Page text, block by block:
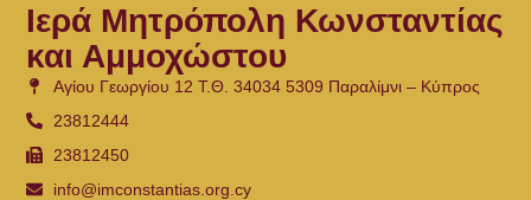
Ιερά Μητρόπολη Κωνσταντίας
και Αμμοχώστου
Αγίου Γεωργίου 12 Τ.Θ. 34034 5309 Παραλίμνι – Κύπρος
23812444
23812450
info@imconstantias.org.cy